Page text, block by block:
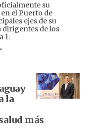
su
el Puerto de
ejes de su
dirigentes de los
1.
la
más